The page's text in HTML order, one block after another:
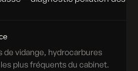
vidange, hydrocarbures
plus fréquents du cabinet.